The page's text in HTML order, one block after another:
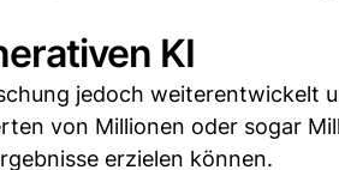
KI
jedoch weiterentwickelt
von Millionen oder sogar
erzielen können.